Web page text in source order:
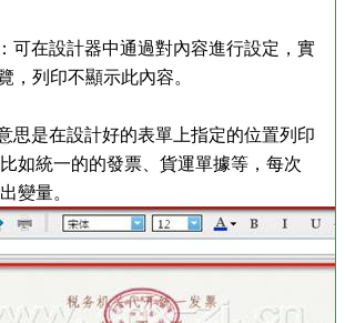
可在設計器中通過對內容進行設定，實
，列印不顯示此內容。
思是在設計好的表單上指定的位置列印
如統一的的發票、貨運單據等，每次
變量。